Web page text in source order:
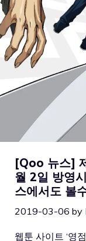
[Qoo 뉴스]
월 2일 방영
스에서도 볼
2019-03-06 by
웹툰 사이트 ‘영